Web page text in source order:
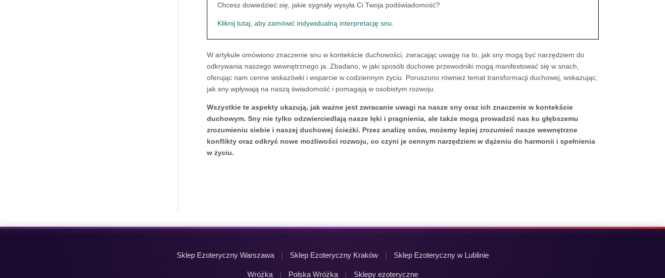
Chcesz dowiedzieć się, jakie sygnały wysyła Ci Twoja podświadomość?
Kliknij tutaj, aby zamówić indywidualną interpretację snu.
W artykule omówiono znaczenie snu w kontekście duchowości, zwracając uwagę na to, jak sny mogą być narzędziem do
odkrywania naszego wewnętrznego ja. Zbadano, w jaki sposób duchowe przewodniki mogą manifestować się w snach,
oferując nam cenne wskazówki i wsparcie w codziennym życiu. Poruszono również temat transformacji duchowej, wskazując,
jak sny wpływają na naszą świadomość i pomagają w osobistym rozwoju.
Wszystkie te aspekty ukazują, jak ważne jest zwracanie uwagi na nasze sny oraz ich znaczenie w kontekście
duchowym. Sny nie tylko odzwierciedlają nasze lęki i pragnienia, ale także mogą prowadzić nas ku głębszemu
zrozumieniu siebie i naszej duchowej ścieżki. Przez analizę snów, możemy lepiej zrozumieć nasze wewnętrzne
konflikty oraz odkryć nowe możliwości rozwoju, co czyni je cennym narzędziem w dążeniu do harmonii i spełnienia
w życiu.
Sklep Ezoteryczny Warszawa | Sklep Ezoteryczny Kraków | Sklep Ezoteryczny w Lublinie
Wróżka | Polska Wróżka | Sklepy ezoteryczne